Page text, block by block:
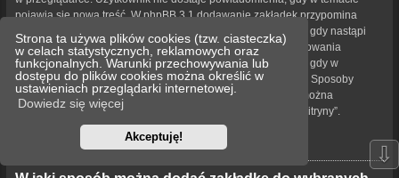
Strona ta używa plików cookies (tzw. ciasteczka)
w celach statystycznych, reklamowych oraz
funkcjonalnych. Warunki przechowywania lub
dostępu do plików cookies można określić w
ustawieniach przeglądarki internetowej.
Dowiedz się więcej
Akceptuję!
pojawia się nowa treść. W phpBB 3.1 dodawanie zakładek przypomina
obserwowanie tematu. Użytkownik może być powiadamiany, gdy nastąpi
aktualizacja tematu oznaczonego zakładką. Funkcja obserwowania
powiadamia użytkownika – w wybrany przez niego sposób – gdy w
obserwowanym temacie bądź forum pojawiła się nowa treść. Sposoby
powiadamiania dla zakładek i obserwowanych elementów można
konfigurować w panelu użytkownika na karcie „Ustawienia witryny”.
⇩